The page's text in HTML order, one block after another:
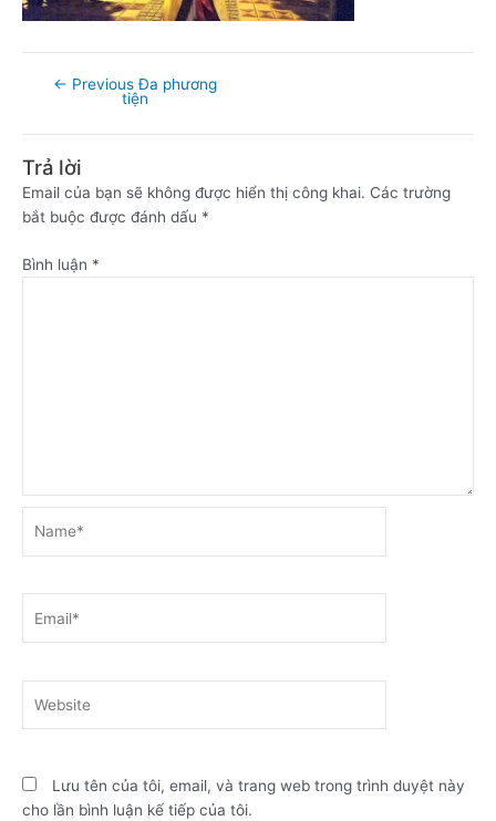
← Previous Đa phương
tiện
Trả lời
Email của bạn sẽ không được hiển thị công khai. Các trường
bắt buộc được đánh dấu *
Bình luận *
Lưu tên của tôi, email, và trang web trong trình duyệt này
cho lần bình luận kế tiếp của tôi.